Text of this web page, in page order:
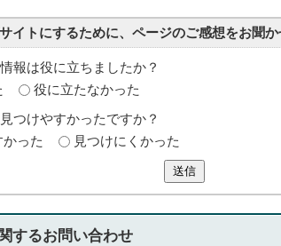
イトにするために、ページのご感想をお聞か
報は役に立ちましたか？
役に立たなかった
つけやすかったですか？
かった
見つけにくかった
送信
するお問い合わせ